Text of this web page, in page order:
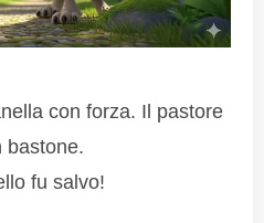
con forza. Il pastore
bastone.
fu salvo!